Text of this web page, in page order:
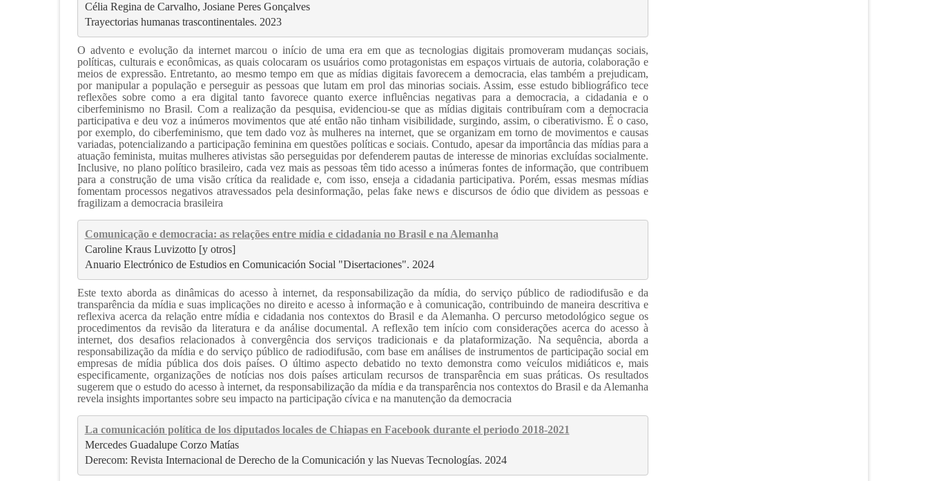
Célia Regina de Carvalho, Josiane Peres Gonçalves
Trayectorias humanas trascontinentales. 2023
O advento e evolução da internet marcou o início de uma era em que as tecnologias digitais promoveram mudanças sociais,
políticas, culturais e econômicas, as quais colocaram os usuários como protagonistas em espaços virtuais de autoria, colaboração e
meios de expressão. Entretanto, ao mesmo tempo em que as mídias digitais favorecem a democracia, elas também a prejudicam,
por manipular a população e perseguir as pessoas que lutam em prol das minorias sociais. Assim, esse estudo bibliográfico tece
reflexões sobre como a era digital tanto favorece quanto exerce influências negativas para a democracia, a cidadania e o
ciberfeminismo no Brasil. Com a realização da pesquisa, evidenciou-se que as mídias digitais contribuíram com a democracia
participativa e deu voz a inúmeros movimentos que até então não tinham visibilidade, surgindo, assim, o ciberativismo. É o caso,
por exemplo, do ciberfeminismo, que tem dado voz às mulheres na internet, que se organizam em torno de movimentos e causas
variadas, potencializando a participação feminina em questões políticas e sociais. Contudo, apesar da importância das mídias para a
atuação feminista, muitas mulheres ativistas são perseguidas por defenderem pautas de interesse de minorias excluídas socialmente.
Inclusive, no plano político brasileiro, cada vez mais as pessoas têm tido acesso a inúmeras fontes de informação, que contribuem
para a construção de uma visão crítica da realidade e, com isso, enseja a cidadania participativa. Porém, essas mesmas mídias
fomentam processos negativos atravessados pela desinformação, pelas fake news e discursos de ódio que dividem as pessoas e
fragilizam a democracia brasileira
Comunicação e democracia: as relações entre mídia e cidadania no Brasil e na Alemanha
Caroline Kraus Luvizotto [y otros]
Anuario Electrónico de Estudios en Comunicación Social "Disertaciones". 2024
Este texto aborda as dinâmicas do acesso à internet, da responsabilização da mídia, do serviço público de radiodifusão e da
transparência da mídia e suas implicações no direito e acesso à informação e à comunicação, contribuindo de maneira descritiva e
reflexiva acerca da relação entre mídia e cidadania nos contextos do Brasil e da Alemanha. O percurso metodológico segue os
procedimentos da revisão da literatura e da análise documental. A reflexão tem início com considerações acerca do acesso à
internet, dos desafios relacionados à convergência dos serviços tradicionais e da plataformização. Na sequência, aborda a
responsabilização da mídia e do serviço público de radiodifusão, com base em análises de instrumentos de participação social em
empresas de mídia pública dos dois países. O último aspecto debatido no texto demonstra como veículos midiáticos e, mais
especificamente, organizações de notícias nos dois países articulam recursos de transparência em suas práticas. Os resultados
sugerem que o estudo do acesso à internet, da responsabilização da mídia e da transparência nos contextos do Brasil e da Alemanha
revela insights importantes sobre seu impacto na participação cívica e na manutenção da democracia
La comunicación política de los diputados locales de Chiapas en Facebook durante el periodo 2018-2021
Mercedes Guadalupe Corzo Matías
Derecom: Revista Internacional de Derecho de la Comunicación y las Nuevas Tecnologías. 2024